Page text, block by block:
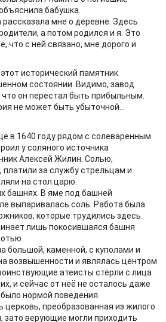
бабушка.
рассказала мне о деревне. Здесь
а потом родился и я. Это
что с ней связано, мне дорого и
исторический памятник
состоянии. Видимо, завод
что он перестал быть прибыльным.
не может быть убыточной...
в 1640 году рядом с солеваренным
у соляного источника
Алексей Жилин. Солью,
за службу стрельцам и
на стол царю.
башнях. В яме под башней
выпаривалась соль. Работа была
которые трудились здесь.
лишь покосившаяся башня
большой, каменной, с куполами и
возвышенности и являлась центром
атеисты стёрли с лица
и сейчас от неё не осталось даже
нормой поведения.
церковь, преобразованная из жилого
зато верующие могли приходить